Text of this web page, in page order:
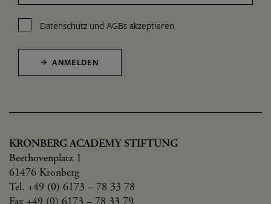
Datenschutz undAGBs akzeptieren
ANMELDEN
KRONBERG ACADEMY STIFTUNG
Beethovenplatz 1
61476 Kronberg
Tel. +49 (0) 6173 – 78 33 78